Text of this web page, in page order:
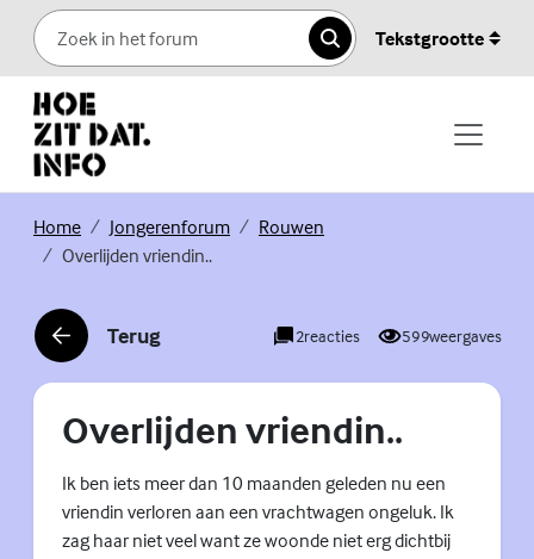
Skip to content
Zoeken
Tekstgrootte
Home(Externe link)
Jongerenforum(Externe link)
Rouwen
Overlijden vriendin..
Terug
(Externe link) 2reacties 599weergaves
Overlijden vriendin..
Ik ben iets meer dan 10 maanden geleden nu een
vriendin verloren aan een vrachtwagen ongeluk. Ik
zag haar niet veel want ze woonde niet erg dichtbij